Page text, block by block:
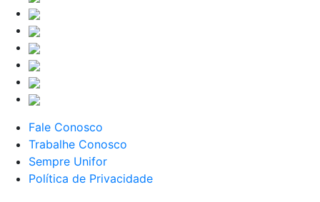
Fale Conosco
Trabalhe Conosco
Sempre Unifor
Política de Privacidade